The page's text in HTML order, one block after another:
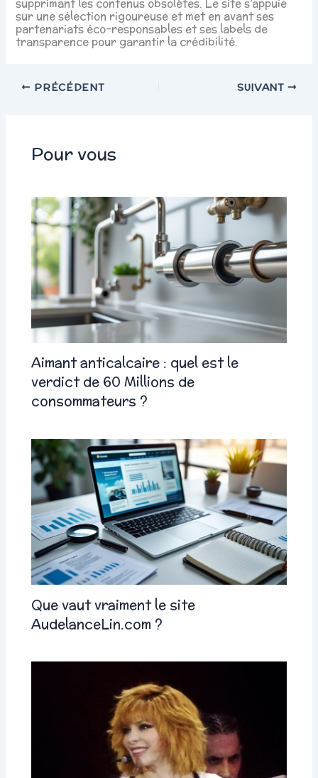
supprimant les contenus obsolètes. Le site s’appuie
sur une sélection rigoureuse et met en avant ses
partenariats éco-responsables et ses labels de
transparence pour garantir la crédibilité.
PRÉCÉDENT SUIVANT
Pour vous
Aimant anticalcaire : quel est le
verdict de 60 Millions de
consommateurs ?
Que vaut vraiment le site
AudelanceLin.com ?